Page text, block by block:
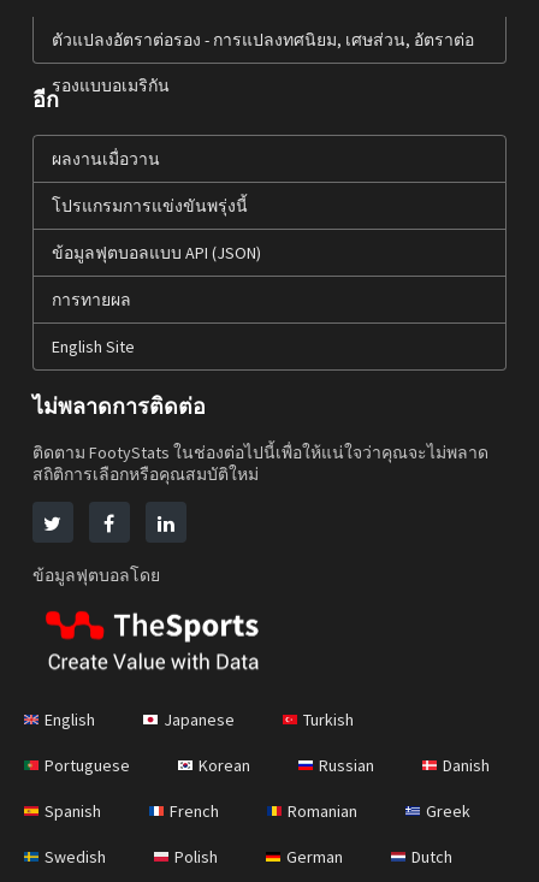
ตัวแปลงอัตราต่อรอง - การแปลงทศนิยม, เศษส่วน, อัตราต่อ
รองแบบอเมริกัน
อีก
ผลงานเมื่อวาน
โปรแกรมการแข่งขันพรุ่งนี้
ข้อมูลฟุตบอลแบบ API (JSON)
การทายผล
English Site
ไม่พลาดการติดต่อ
ติดตาม FootyStats ในช่องต่อไปนี้เพื่อให้แน่ใจว่าคุณจะไม่พลาด
สถิติการเลือกหรือคุณสมบัติใหม่
ข้อมูลฟุตบอลโดย
English Japanese Turkish
Portuguese Korean Russian Danish
Spanish French Romanian Greek
Swedish Polish German Dutch